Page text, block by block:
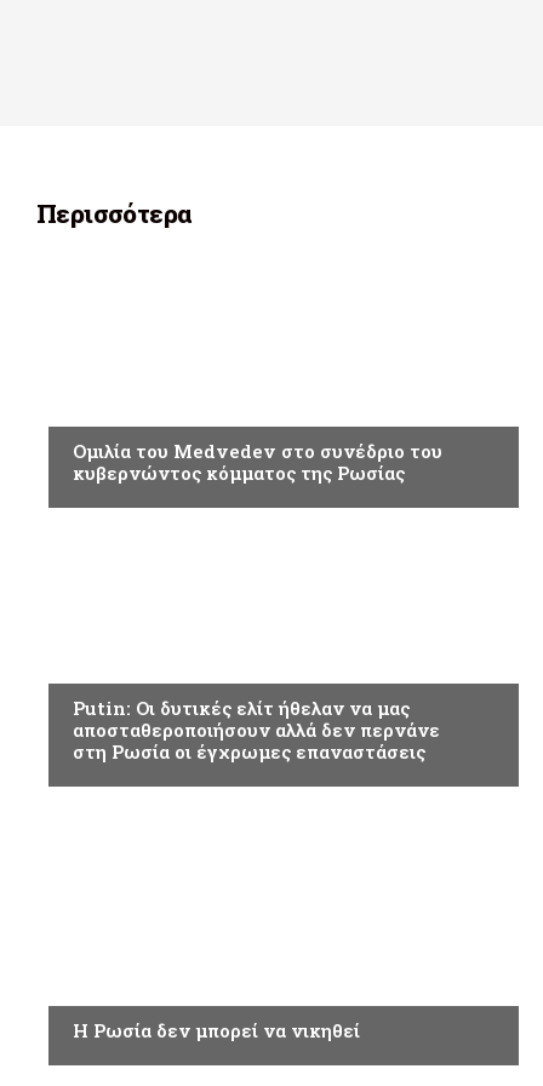
Περισσότερα
Ομιλία του Medvedev στο συνέδριο του
κυβερνώντος κόμματος της Ρωσίας
Putin: Οι δυτικές ελίτ ήθελαν να μας
αποσταθεροποιήσουν αλλά δεν περνάνε
στη Ρωσία οι έγχρωμες επαναστάσεις
Η Ρωσία δεν μπορεί να νικηθεί